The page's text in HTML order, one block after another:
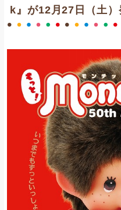
ダウンロード
関連サイト
お問い合わせ
k』が12月27日（土）